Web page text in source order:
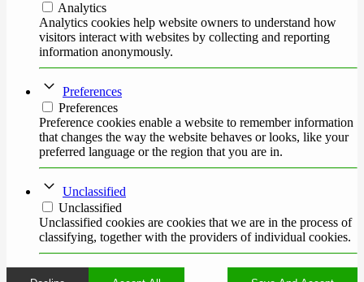
Analytics
Analytics cookies help website owners to understand how
visitors interact with websites by collecting and reporting
information anonymously.
Preferences
Preferences
Preference cookies enable a website to remember information
that changes the way the website behaves or looks, like your
preferred language or the region that you are in.
Unclassified
Unclassified
Unclassified cookies are cookies that we are in the process of
classifying, together with the providers of individual cookies.